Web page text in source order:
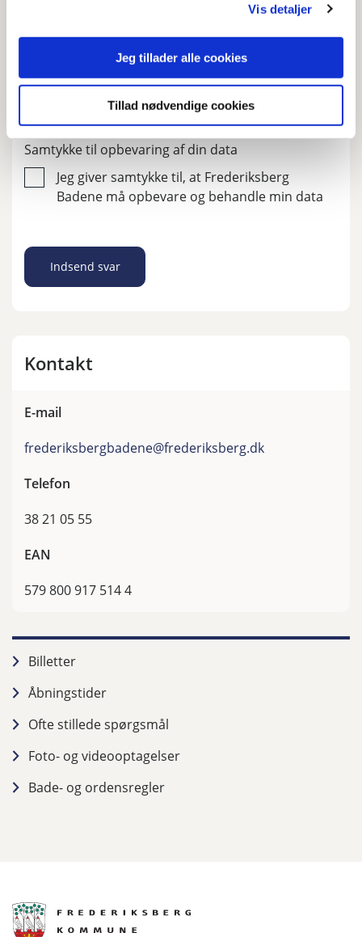
Vis detaljer
Jeg tillader alle cookies
Tillad nødvendige cookies
Personoplysninger og databeskyttelse
Samtykke til opbevaring af din data
Jeg giver samtykke til, at Frederiksberg
Badene må opbevare og behandle min data
Kontakt
E-mail
frederiksbergbadene@frederiksberg.dk
Telefon
38 21 05 55
EAN
579 800 917 514 4
Billetter
Åbningstider
Ofte stillede spørgsmål
Foto- og videooptagelser
Bade- og ordensregler